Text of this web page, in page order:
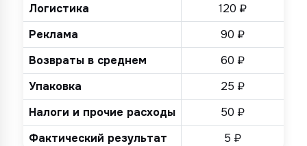
Логистика
120 ₽
Реклама
90 ₽
Возвраты в среднем
60 ₽
Упаковка
25 ₽
Налоги и прочие расходы
50 ₽
Фактический результат
5 ₽